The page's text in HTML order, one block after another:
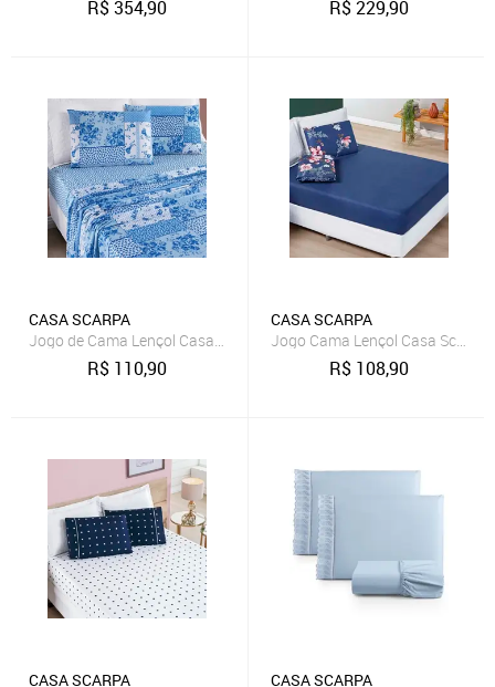
R$354,90 R$229,90
CASA SCARPA
Jogo de Cama Lençol Casa Scarpa Dallas Solteiro Microfibra 3
R$ 110,90
CASA SCARPA
Jogo Cama Lençol Casa
R$ 108,90
CASA SCARPA
CASA SCARPA